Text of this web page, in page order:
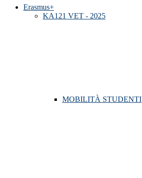
Erasmus+
KA121 VET - 2025
MOBILITÀ STUDENTI